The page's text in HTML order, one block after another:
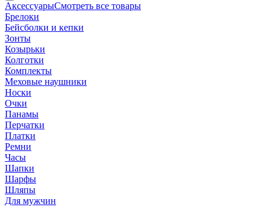
АксессуарыСмотреть все товары
Брелоки
Бейсболки и кепки
Зонты
Козырьки
Колготки
Комплекты
Меховые наушники
Носки
Очки
Панамы
Перчатки
Платки
Ремни
Часы
Шапки
Шарфы
Шляпы
Для мужчин